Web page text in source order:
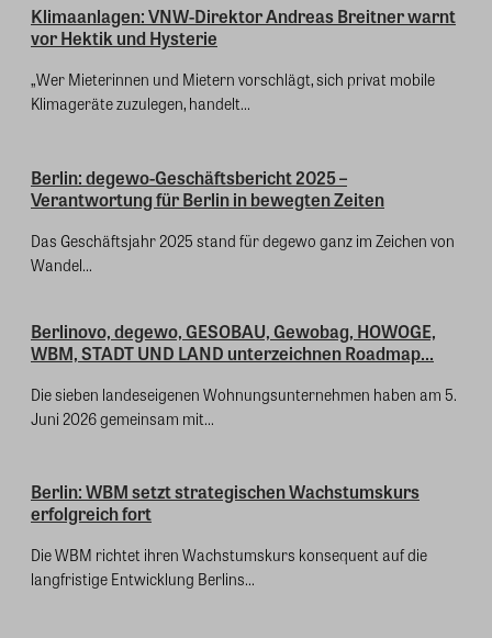
Klimaanlagen: VNW-Direktor Andreas Breitner warnt
vor Hektik und Hysterie
„Wer Mieterinnen und Mietern vorschlägt, sich privat mobile
Klimageräte zuzulegen, handelt...
Berlin: degewo-Geschäftsbericht 2025 –
Verantwortung für Berlin in bewegten Zeiten
Das Geschäftsjahr 2025 stand für degewo ganz im Zeichen von
Wandel...
Berlinovo, degewo, GESOBAU, Gewobag, HOWOGE,
WBM, STADT UND LAND unterzeichnen Roadmap...
Die sieben landeseigenen Wohnungsunternehmen haben am 5.
Juni 2026 gemeinsam mit...
Berlin: WBM setzt strategischen Wachstumskurs
erfolgreich fort
Die WBM richtet ihren Wachstumskurs konsequent auf die
langfristige Entwicklung Berlins...